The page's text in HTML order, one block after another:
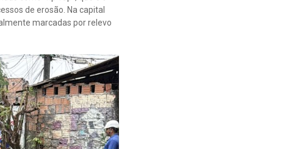
de erosão. Na capital
marcadas por relevo